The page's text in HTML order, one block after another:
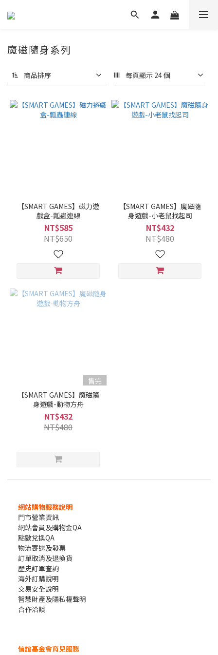
魔磁隨身系列
商品排序 每頁顯示 24 個
【SMART GAMES】磁力遊
戲盒-瓢蟲連線
NT$585
NT$650
【SMART GAMES】魔磁隨
身遊戲-小老鼠找起司
NT$432
NT$480
售完
【SMART GAMES】魔磁隨
身遊戲-動物方舟
NT$432
NT$480
網站購物服務說明
門市營業資訊
網站會員及購物金QA
點數兌換QA
物流寄送及發票
訂單取消及退換貨
歷史訂單查詢
海外訂購說明
交易安全說明
智慧財產及隱私權聲明
合作洽談
信誼基金會育兒服務